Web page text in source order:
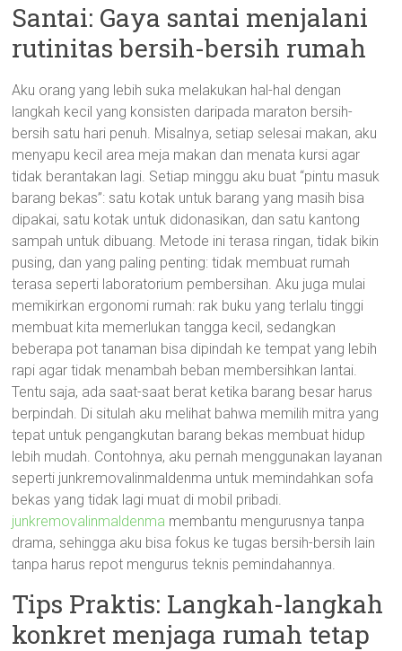
Santai: Gaya santai menjalani
rutinitas bersih-bersih rumah
Aku orang yang lebih suka melakukan hal-hal dengan
langkah kecil yang konsisten daripada maraton bersih-
bersih satu hari penuh. Misalnya, setiap selesai makan, aku
menyapu kecil area meja makan dan menata kursi agar
tidak berantakan lagi. Setiap minggu aku buat “pintu masuk
barang bekas”: satu kotak untuk barang yang masih bisa
dipakai, satu kotak untuk didonasikan, dan satu kantong
sampah untuk dibuang. Metode ini terasa ringan, tidak bikin
pusing, dan yang paling penting: tidak membuat rumah
terasa seperti laboratorium pembersihan. Aku juga mulai
memikirkan ergonomi rumah: rak buku yang terlalu tinggi
membuat kita memerlukan tangga kecil, sedangkan
beberapa pot tanaman bisa dipindah ke tempat yang lebih
rapi agar tidak menambah beban membersihkan lantai.
Tentu saja, ada saat-saat berat ketika barang besar harus
berpindah. Di situlah aku melihat bahwa memilih mitra yang
tepat untuk pengangkutan barang bekas membuat hidup
lebih mudah. Contohnya, aku pernah menggunakan layanan
seperti junkremovalinmaldenma untuk memindahkan sofa
bekas yang tidak lagi muat di mobil pribadi.
junkremovalinmaldenma membantu mengurusnya tanpa
drama, sehingga aku bisa fokus ke tugas bersih-bersih lain
tanpa harus repot mengurus teknis pemindahannya.
Tips Praktis: Langkah-langkah
konkret menjaga rumah tetap